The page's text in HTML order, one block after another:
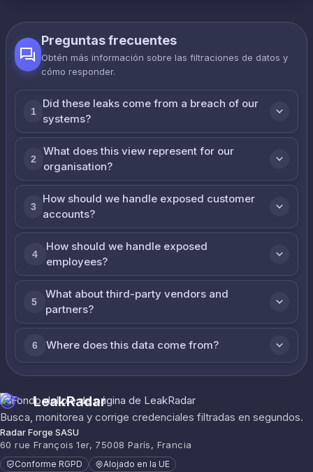
Preguntas frecuentes
Obtén más información sobre las filtraciones de datos y
cómo responder.
1
Did these leaks come from a breach of our
systems?
2
What does this view represent for our
organisation?
3
How should we handle exposed customer
accounts?
4
How should we handle exposed
employees?
5
What about third-party vendors and
partners?
6 Where does this data come from?
LeakRadar
Busca, monitorea y corrige credenciales filtradas en segundos.
Radar Forge SASU
60 rue François 1er, 75008 París, Francia
Conforme RGPD Alojado en la UE